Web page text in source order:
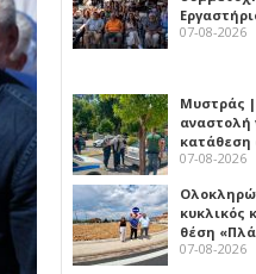
07-08-2026
Μυστράς
αναστολή
κατάθεση
07-08-2026
κυκλικός
θέση
07-08-2026